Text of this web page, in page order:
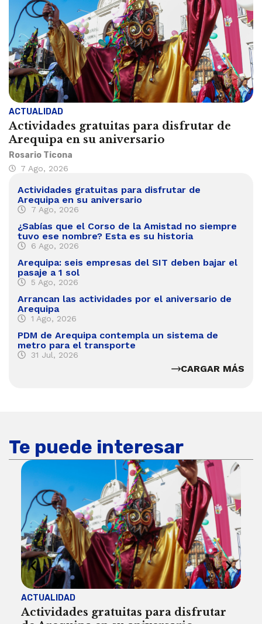
ACTUALIDAD
Actividades gratuitas para disfrutar de
Arequipa en su aniversario
Rosario Ticona
7 Ago, 2026
Actividades gratuitas para disfrutar de
Arequipa en su aniversario
7 Ago, 2026
¿Sabías que el Corso de la Amistad no siempre
tuvo ese nombre? Esta es su historia
6 Ago, 2026
Arequipa: seis empresas del SIT deben bajar el
pasaje a 1 sol
5 Ago, 2026
Arrancan las actividades por el aniversario de
Arequipa
1 Ago, 2026
PDM de Arequipa contempla un sistema de
metro para el transporte
31 Jul, 2026
CARGAR MÁS
Te puede interesar
ACTUALIDAD
Actividades gratuitas para disfrutar